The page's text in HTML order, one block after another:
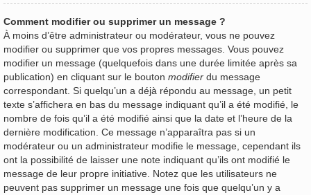
Comment modifier ou supprimer un message ?
À moins d’être administrateur ou modérateur, vous ne pouvez
modifier ou supprimer que vos propres messages. Vous pouvez
modifier un message (quelquefois dans une durée limitée après sa
publication) en cliquant sur le bouton modifier du message
correspondant. Si quelqu’un a déjà répondu au message, un petit
texte s’affichera en bas du message indiquant qu’il a été modifié, le
nombre de fois qu’il a été modifié ainsi que la date et l’heure de la
dernière modification. Ce message n’apparaîtra pas si un
modérateur ou un administrateur modifie le message, cependant ils
ont la possibilité de laisser une note indiquant qu’ils ont modifié le
message de leur propre initiative. Notez que les utilisateurs ne
peuvent pas supprimer un message une fois que quelqu’un y a